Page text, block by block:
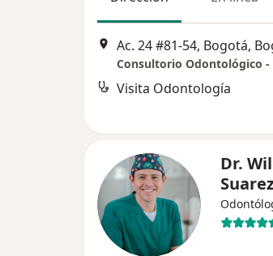
Ac. 24 #81-54, Bogotá,
Consultorio Odontológico -
Visita Odontología
Dr.